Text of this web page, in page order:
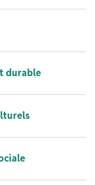
durable